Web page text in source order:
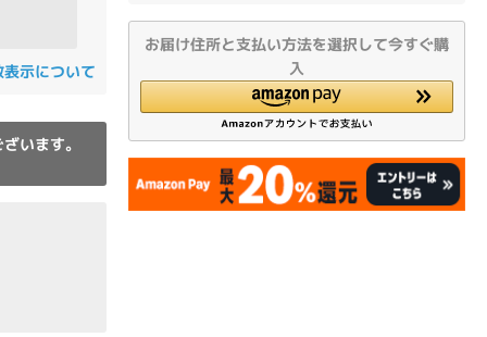
お届け住所と支払い方法を選択して今すぐ購
入
示について
います。